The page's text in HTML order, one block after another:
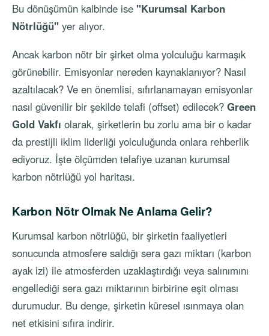
Bu dönüşümün kalbinde ise "Kurumsal Karbon
Nötrlüğü" yer alıyor.
Ancak karbon nötr bir şirket olma yolculuğu karmaşık
görünebilir. Emisyonlar nereden kaynaklanıyor? Nasıl
azaltılacak? Ve en önemlisi, sıfırlanamayan emisyonlar
nasıl güvenilir bir şekilde telafi (offset) edilecek? Green
Gold Vakfı olarak, şirketlerin bu zorlu ama bir o kadar
da prestijli iklim liderliği yolculuğunda onlara rehberlik
ediyoruz. İşte ölçümden telafiye uzanan kurumsal
karbon nötrlüğü yol haritası.
Karbon Nötr Olmak Ne Anlama Gelir?
Kurumsal karbon nötrlüğü, bir şirketin faaliyetleri
sonucunda atmosfere saldığı sera gazı miktarı (karbon
ayak izi) ile atmosferden uzaklaştırdığı veya salınımını
engellediği sera gazı miktarının birbirine eşit olması
durumudur. Bu denge, şirketin küresel ısınmaya olan
net etkisini sıfıra indirir.